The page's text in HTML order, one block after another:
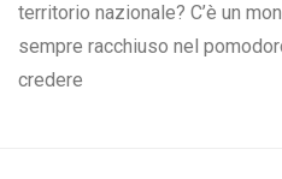
territorio nazionale? C’è un
sempre racchiuso nel
credere